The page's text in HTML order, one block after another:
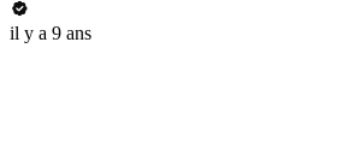
il y a 9 ans